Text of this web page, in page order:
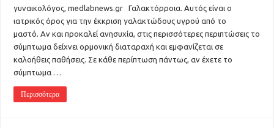
γυναικολόγος, medlabnews.gr Γαλακτόρροια. Αυτός είναι ο
ιατρικός όρος για την έκκριση γαλακτώδους υγρού από το
μαστό. Αν και προκαλεί ανησυχία, στις περισσότερες περιπτώσεις το
σύμπτωμα δείχνει ορμονική διαταραχή και εμφανίζεται σε
καλοήθεις παθήσεις. Σε κάθε περίπτωση πάντως, αν έχετε το
σύμπτωμα …
Περισσότερα